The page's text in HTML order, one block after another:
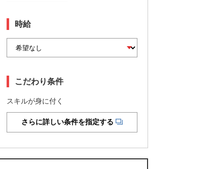
時給
こだわり条件
スキルが身に付く
さらに詳しい条件を指定する